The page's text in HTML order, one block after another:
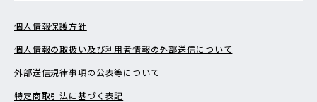
個人情報保護方針
個人情報の取扱い及び利用者情報の外部送信について
外部送信規律事項の公表等について
特定商取引法に基づく表記